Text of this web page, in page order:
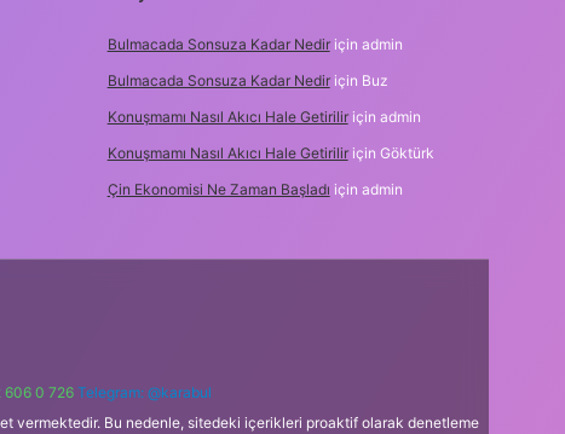
Bulmacada Sonsuza Kadar Nediriçin admin
Bulmacada Sonsuza Kadar Nediriçin Buz
Konuşmamı Nasıl Akıcı Hale Getiriliriçin admin
Konuşmamı Nasıl Akıcı Hale Getiriliriçin Göktürk
Çin Ekonomisi Ne Zaman Başladı için admin
606 0 726 Telegram: @karabul
vermektedir. Bu nedenle, sitedeki içerikleri proaktif olarak denetleme